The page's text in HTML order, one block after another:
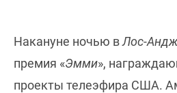
Накануне ночью вЛос-
премия «Эмми»,
проекты телеэфира США.